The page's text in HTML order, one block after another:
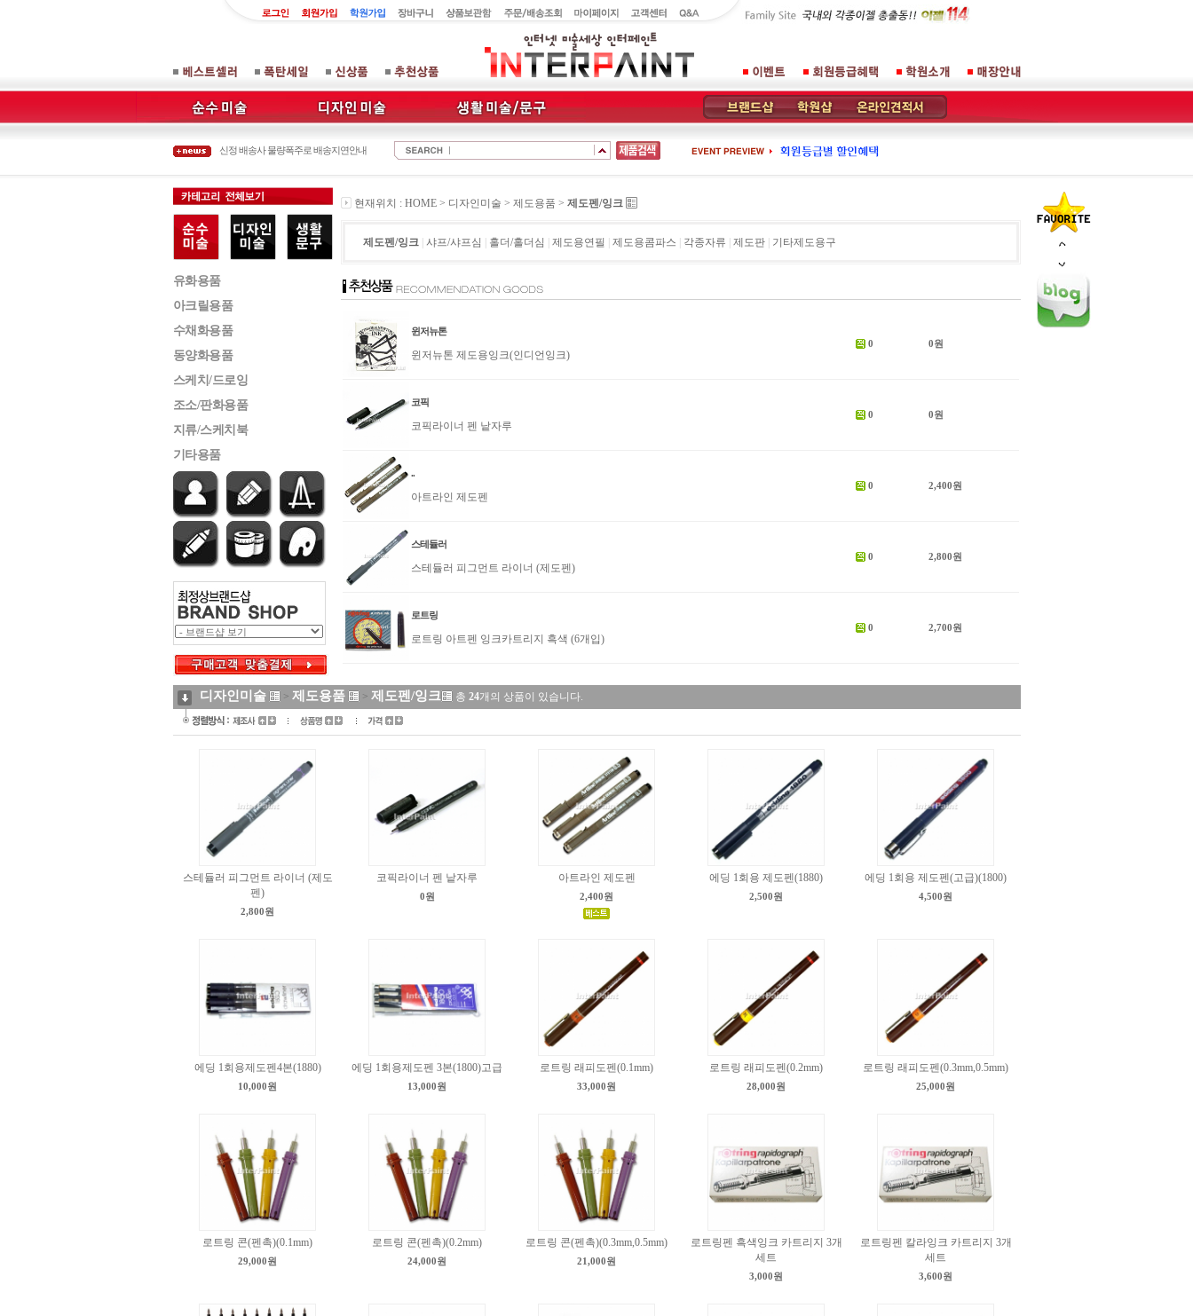
설연휴 배송안내
신정 배송사 물량폭주로 배송지연안내
오프라인 매장 이전 안내
유화용품
아크릴용품
수채화용품
동양화용품
스케치/드로잉
조소/판화용품
지류/스케치북
기타용품
현재위치 : HOME > 디자인미술 > 제도용품 > 제도펜/잉크
제도펜/잉크 샤프/샤프심 홀더/홀더심 제도용연필 제도용콤파스 각종자류 제도판 기타제도용구
윈저뉴톤
윈저뉴톤 제도용잉크(인디언잉크)
0 0원
코픽
코픽라이너 펜 낱자루
0 0원
..
아트라인 제도펜
0 2,400원
스테듈러
스테듈러 피그먼트 라이너 (제도펜)
0 2,800원
로트링
로트링 아트펜 잉크카트리지 흑색 (6개입)
0 2,700원
디자인미술 > 제도용품 > 제도펜/잉크 총 24개의 상품이 있습니다.
스테듈러 피그먼트 라이너 (제도
펜)
2,800원
코픽라이너 펜 낱자루
0원
아트라인 제도펜
2,400원
에딩 1회용 제도펜(1880)
2,500원
에딩 1회용 제도펜(고급)(1800)
4,500원
에딩 1회용제도펜4본(1880)
10,000원
에딩 1회용제도펜 3본(1800)고급
13,000원
로트링 래피도펜(0.1mm)
33,000원
로트링 래피도펜(0.2mm)
28,000원
로트링 래피도펜(0.3mm,0.5mm)
25,000원
로트링 콘(펜촉)(0.1mm)
29,000원
로트링 콘(펜촉)(0.2mm)
24,000원
로트링 콘(펜촉)(0.3mm,0.5mm)
21,000원
로트링펜 흑색잉크 카트리지 3개
세트
3,000원
로트링펜 칼라잉크 카트리지 3개
세트
3,600원